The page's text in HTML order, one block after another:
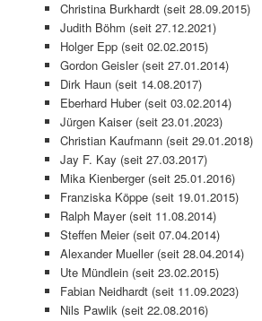
Christina Burkhardt (seit 28.09.2015)
Judith Böhm (seit 27.12.2021)
Holger Epp (seit 02.02.2015)
Gordon Geisler (seit 27.01.2014)
Dirk Haun (seit 14.08.2017)
Eberhard Huber (seit 03.02.2014)
Jürgen Kaiser (seit 23.01.2023)
Christian Kaufmann (seit 29.01.2018)
Jay F. Kay (seit 27.03.2017)
Mika Kienberger (seit 25.01.2016)
Franziska Köppe (seit 19.01.2015)
Ralph Mayer (seit 11.08.2014)
Steffen Meier (seit 07.04.2014)
Alexander Mueller (seit 28.04.2014)
Ute Mündlein (seit 23.02.2015)
Fabian Neidhardt (seit 11.09.2023)
Nils Pawlik (seit 22.08.2016)